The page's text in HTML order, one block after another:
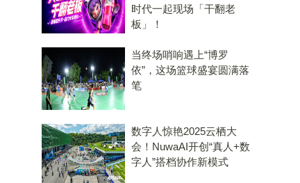
时代一起现场「干翻老
板」！
当终场哨响遇上“博罗
依”，这场篮球盛宴圆满落
笔
数字人惊艳2025云栖大
会！NuwaAI开创“真人+数
字人”搭档协作新模式